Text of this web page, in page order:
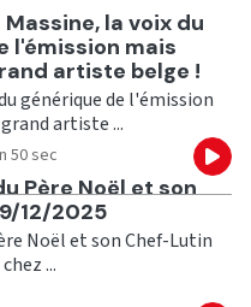
la voix du
l'émission mais
artiste belge !
générique de l'émission
artiste ...
50 sec
Père Noël et son
12/2025
Noël et son Chef-Lutin
...